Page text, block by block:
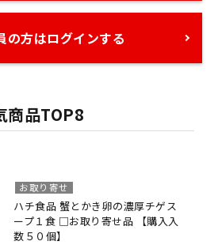
の方はログインする
商品TOP8
ハチ食品 蟹とかき卵の濃厚チゲス
ープ１食 □お取り寄せ品 【購入入
数５０個】
お取り寄せ